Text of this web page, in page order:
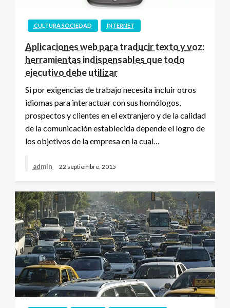
CULTURA SOCIEDAD INTERNET
Aplicaciones web para traducir texto y voz:
herramientas indispensables que todo
ejecutivo debe utilizar
Si por exigencias de trabajo necesita incluir otros
idiomas para interactuar con sus homólogos,
prospectos y clientes en el extranjero y de la calidad
de la comunicación establecida depende el logro de
los objetivos de la empresa en la cual…
admin 22 septiembre, 2015